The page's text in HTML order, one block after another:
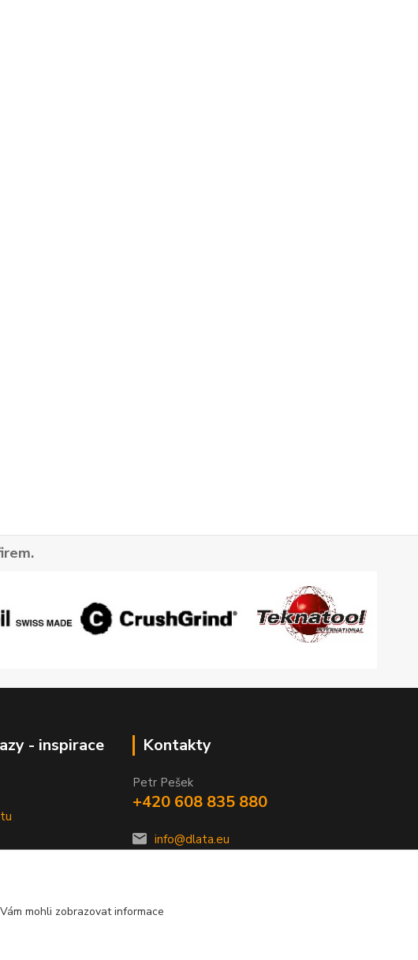
- inspirace Kontakty
Petr Pešek
+420 608 835 880
info@dlata.eu
mohli zobrazovat informace